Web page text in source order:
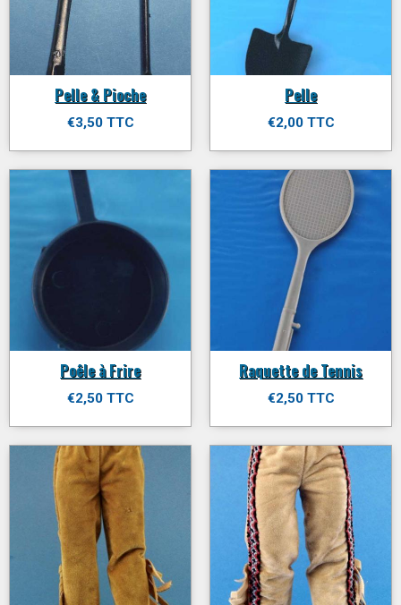
Pelle & Pioche
€3,50 TTC
Pelle
€2,00 TTC
Poêle à Frire
€2,50 TTC
Raquette de Tennis
€2,50 TTC